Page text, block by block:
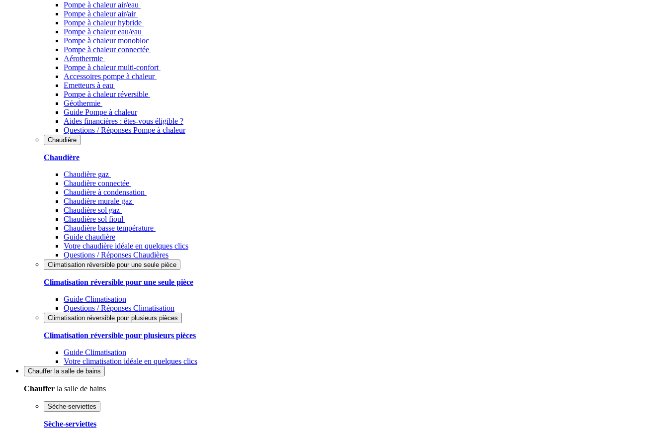
Pompe à chaleur air/eau
Pompe à chaleur air/air
Pompe à chaleur hybride
Pompe à chaleur​ eau/eau
Pompe à chaleur monobloc
Pompe à chaleur connectée
Aérothermie
Pompe à chaleur multi-confort
Accessoires pompe à chaleur
Emetteurs à eau
Pompe à chaleur réversible
Géothermie
Guide Pompe à chaleur
Aides financières : êtes-vous éligible ?
Questions / Réponses Pompe à chaleur
Chaudière
Chaudière
Chaudière gaz
Chaudière connectée
Chaudière à condensation
Chaudière murale gaz
Chaudière sol gaz
Chaudière sol fioul
Chaudière basse température
Guide chaudière
Votre chaudière idéale en quelques clics
Questions / Réponses Chaudières
Climatisation réversible pour une seule pièce
Climatisation réversible pour une seule pièce
Guide Climatisation
Questions / Réponses Climatisation
Climatisation réversible pour plusieurs pièces
Climatisation réversible pour plusieurs pièces
Guide Climatisation
Votre climatisation idéale en quelques clics
Chauffer la salle de bains
Chauffer la salle de bains
Sèche-serviettes
Sèche-serviettes